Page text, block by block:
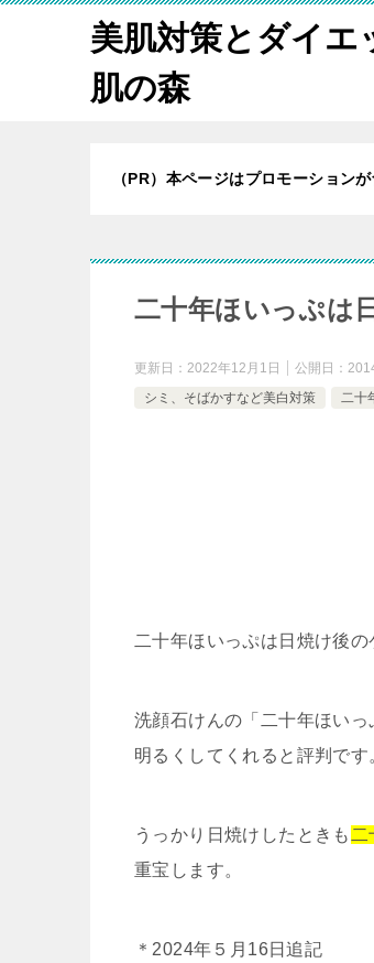
美肌対策とダイエ
肌の森
（PR）本ページはプロモーション
二十年ほいっぷは
更新日： 2022年12月1日 公開日：
シミ、そばかすなど美白対策
二十
二十年ほいっぷは日焼け後の
洗顔石けんの「二十年ほい
明るくしてくれると評判です
うっかり日焼けしたときも
重宝します。
＊2024年５月16日追記